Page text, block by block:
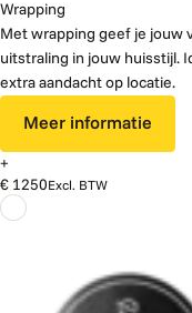
Wrapping
Met wrapping geef je jouw
uitstraling in jouw huisstijl.
extra aandacht op locatie.
Meer informatie
+
€ 1250Excl. BTW